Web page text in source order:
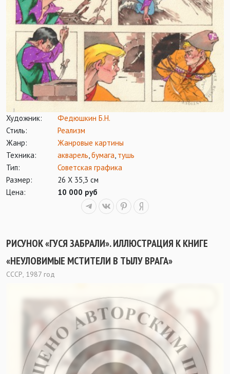
Художник:
Федюшкин Б.Н.
Стиль:
Реализм
Жанр:
Жанровые картины
Техника:
акварель,бумага, тушь
Тип:
Советская графика
Размер:
26 Х 35,3 см
Цена:
10 000 руб
РИСУНОК «ГУСЯ ЗАБРАЛИ». ИЛЛЮСТРАЦИЯ К КНИГЕ
«НЕУЛОВИМЫЕ МСТИТЕЛИ В ТЫЛУ ВРАГА»
СССР, 1987 год